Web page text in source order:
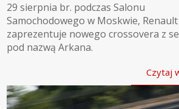
29 sierpnia br. podczas Salonu
Samochodowego w Moskwie, Renault
zaprezentuje nowego crossovera z
pod nazwą Arkana.
Czytaj